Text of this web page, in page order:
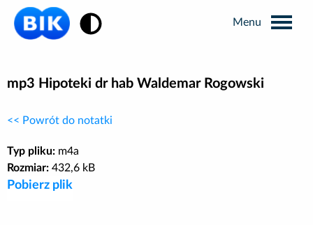
Informacje prasowe
Analizy rynkowe
mp3 Hipoteki dr hab Waldemar Rogowski
<< Powrót do notatki
Typ pliku: m4a
Rozmiar: 432,6 kB
Pobierz plik